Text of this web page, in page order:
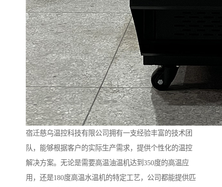
宿迁慈乌温控科技有限公司拥有一支经验丰富的技术团
队，能够根据客户的实际生产需求，提供个性化的温控
解决方案。无论是需要高温油温机达到350度的高温应
用，还是180度高温水温机的特定工艺，公司都能提供匹